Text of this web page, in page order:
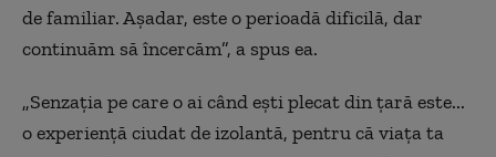
de familiar. Așadar, este o perioadă dificilă, dar
continuăm să încercăm”, a spus ea.
„Senzația pe care o ai când ești plecat din țară este...
o experiență ciudat de izolantă, pentru că viața ta